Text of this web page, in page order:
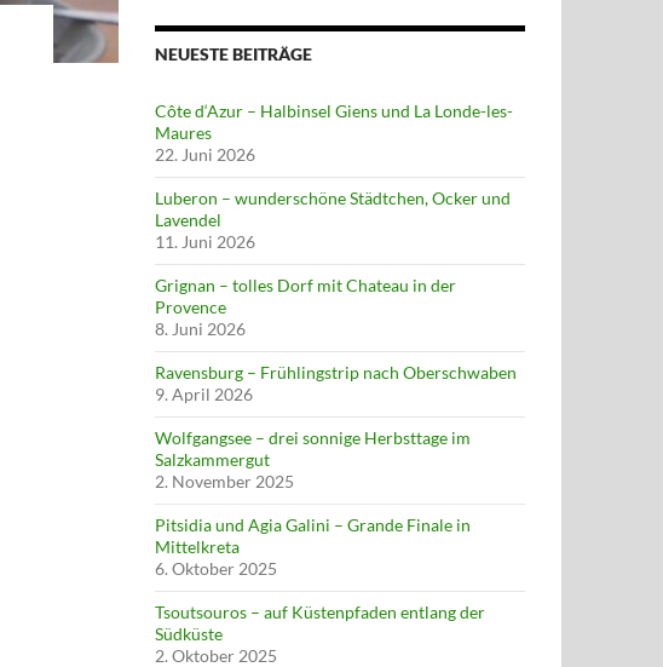
NEUESTE BEITRÄGE
Côte d‘Azur – Halbinsel Giens und La Londe-les-
Maures
22. Juni 2026
Luberon – wunderschöne Städtchen, Ocker und
Lavendel
11. Juni 2026
Grignan – tolles Dorf mit Chateau in der
Provence
8. Juni 2026
Ravensburg – Frühlingstrip nach Oberschwaben
9. April 2026
Wolfgangsee – drei sonnige Herbsttage im
Salzkammergut
2. November 2025
Pitsidia und Agia Galini – Grande Finale in
Mittelkreta
6. Oktober 2025
Tsoutsouros – auf Küstenpfaden entlang der
Südküste
2. Oktober 2025